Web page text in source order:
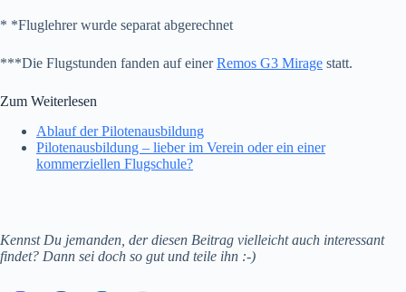
* *Fluglehrer wurde separat abgerechnet
***Die Flugstunden fanden auf einerRemos G3 Mirage statt.
Zum Weiterlesen
Ablauf der Pilotenausbildung
Pilotenausbildung – lieber im Verein oder ein einer
kommerziellen Flugschule?
Kennst Du jemanden, der diesen Beitrag vielleicht auch interessant
findet? Dann sei doch so gut und teile ihn :-)